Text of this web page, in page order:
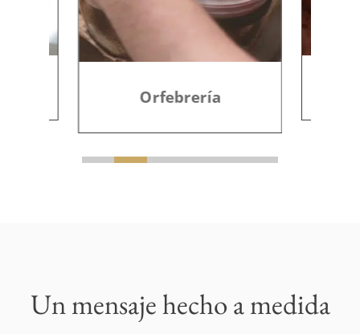
Orfebrería
Un mensaje hecho a medida